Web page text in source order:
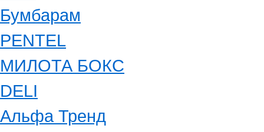
Бумбарам
PENTEL
МИЛОТА БОКС
DELI
Альфа Тренд